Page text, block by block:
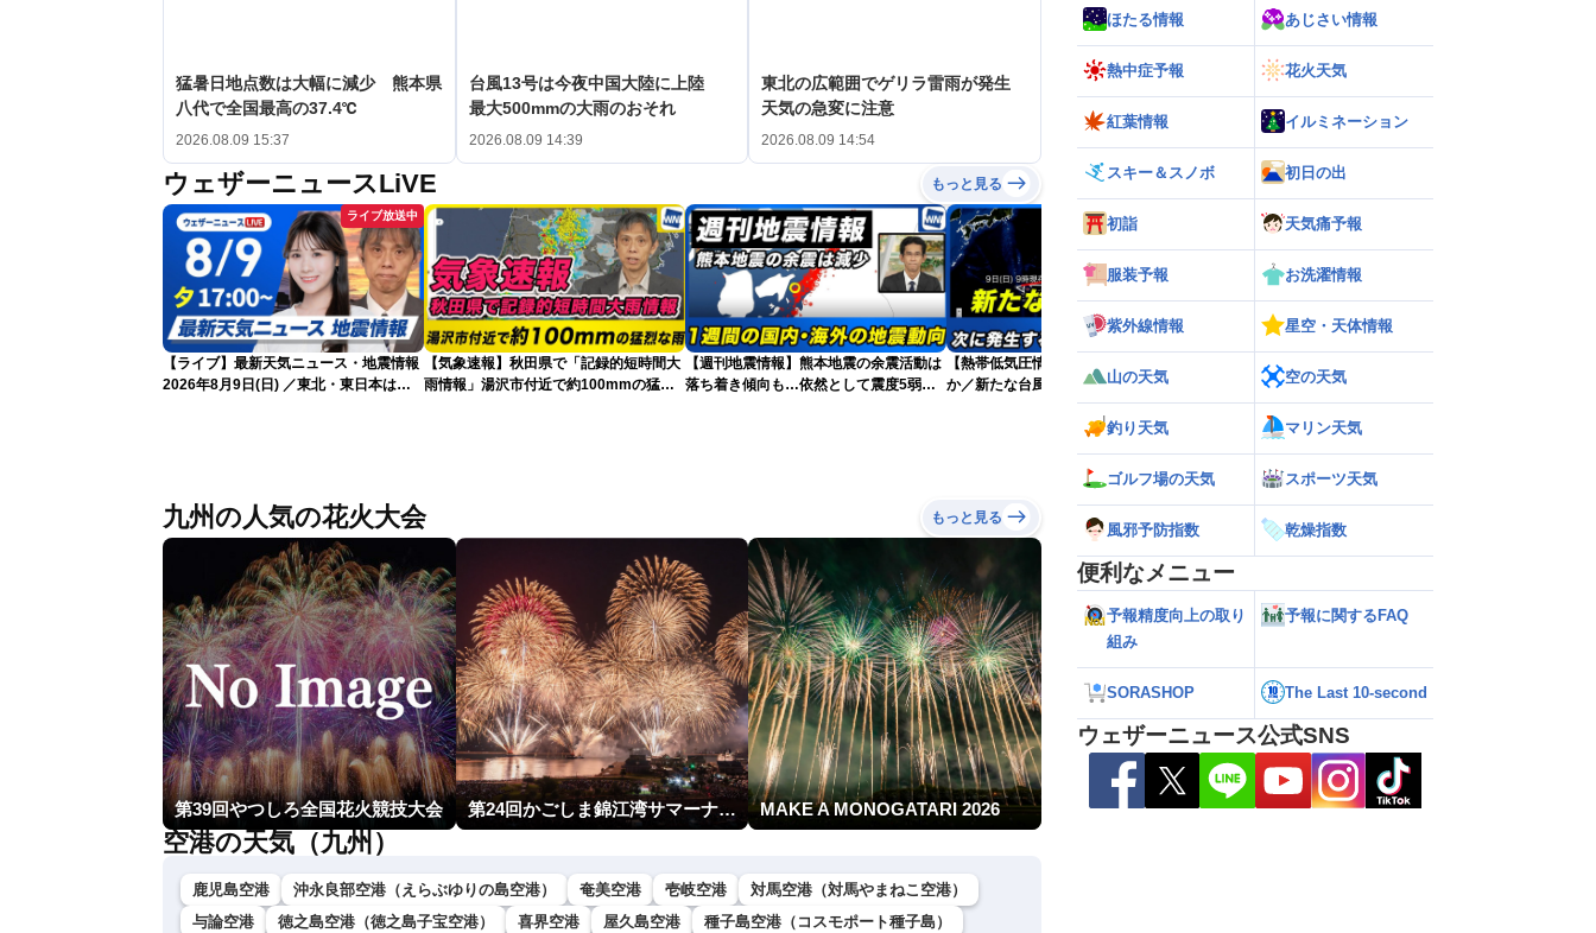
猛暑日地点数は大幅に減少 熊本県
八代で全国最高の37.4℃
2026.08.09 15:37
台風13号は今夜中国大陸に上陸
最大500mmの大雨のおそれ
2026.08.09 14:39
東北の広範囲でゲリラ雷雨が発生
天気の急変に注意
2026.08.09 14:54
ウェザーニュースLiVE もっと見る
ライブ放送中
【ライブ】最新天気ニュース・地震情報
2026年8月9日(日) ／東北・東日本は急
【気象速報】秋田県で「記録的短時間大
雨情報」湯沢市付近で約100mmの猛烈
【週刊地震情報】熊本地震の余震活動は
落ち着き傾向も…依然として震度5弱警
【熱帯低気圧情報 2026】台風16号発生
か／新たな台風発生予想 今後の進路と日
本への影響は？(9日 12時更新)
【ゲリラ雷雨情報】東北〜中国地方の広
い範囲で急な雷雨に警戒
九州の人気の花火大会 もっと見る
第39回やつしろ全国花火競技大会 第24回かごしま錦江湾サマーナイト大花火大会 MAKE A MONOGATARI 2026
空港の天気（九州）
鹿児島空港 沖永良部空港（えらぶゆりの島空港） 奄美空港 壱岐空港
対馬空港（対馬やまねこ空港）
与論空港
徳之島空港（徳之島子宝空港） 喜界空港 屋久島空港
種子島空港（コスモポート種子島）
ほたる情報 あじさい情報
熱中症予報 花火天気
紅葉情報 イルミネーション
スキー＆スノボ 初日の出
初詣 天気痛予報
服装予報 お洗濯情報
紫外線情報 星空・天体情報
山の天気 空の天気
釣り天気 マリン天気
ゴルフ場の天気 スポーツ天気
風邪予防指数 乾燥指数
便利なメニュー
予報精度向上の取り
組み
予報に関するFAQ
SORASHOP The Last 10-second
ウェザーニュース公式SNS